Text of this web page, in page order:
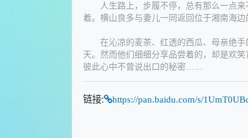
人生路上，步履不停，总有那么一点来
着。横山良多与妻儿一同返回位于湘南海
在沁凉的麦茶、红透的西瓜、母亲绝手
天。然而他们细细分享品尝着的，却是欢
彼此心中不曾说出口的秘密……
链接: https://pan.baidu.com/s/